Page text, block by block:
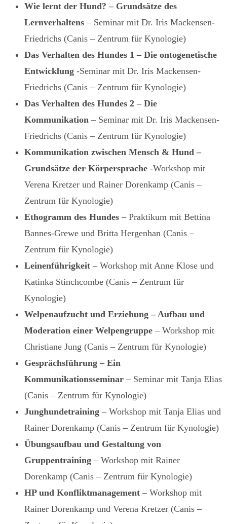
Wie lernt der Hund? – Grundsätze des
Lernverhaltens – Seminar mit Dr. Iris Mackensen-
Friedrichs (Canis – Zentrum für Kynologie)
Das Verhalten des Hundes 1 – Die ontogenetische
Entwicklung -Seminar mit Dr. Iris Mackensen-
Friedrichs (Canis – Zentrum für Kynologie)
Das Verhalten des Hundes 2 – Die
Kommunikation – Seminar mit Dr. Iris Mackensen-
Friedrichs (Canis – Zentrum für Kynologie)
Kommunikation zwischen Mensch & Hund –
Grundsätze der Körpersprache -Workshop mit
Verena Kretzer und Rainer Dorenkamp (Canis –
Zentrum für Kynologie)
Ethogramm des Hundes – Praktikum mit Bettina
Bannes-Grewe und Britta Hergenhan (Canis –
Zentrum für Kynologie)
Leinenführigkeit – Workshop mit Anne Klose und
Katinka Stinchcombe (Canis – Zentrum für
Kynologie)
Welpenaufzucht und Erziehung – Aufbau und
Moderation einer Welpengruppe – Workshop mit
Christiane Jung (Canis – Zentrum für Kynologie)
Gesprächsführung – Ein
Kommunikationsseminar – Seminar mit Tanja Elias
(Canis – Zentrum für Kynologie)
Junghundetraining – Workshop mit Tanja Elias und
Rainer Dorenkamp (Canis – Zentrum für Kynologie)
Übungsaufbau und Gestaltung von
Gruppentraining – Workshop mit Rainer
Dorenkamp (Canis – Zentrum für Kynologie)
HP und Konfliktmanagement – Workshop mit
Rainer Dorenkamp und Verena Kretzer (Canis –